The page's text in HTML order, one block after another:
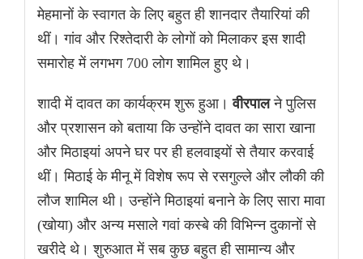
मेहमानों के स्वागत के लिए बहुत ही शानदार तैयारियां की
थीं। गांव और रिश्तेदारी के लोगों को मिलाकर इस शादी
समारोह में लगभग 700 लोग शामिल हुए थे।
शादी में दावत का कार्यक्रम शुरू हुआ।वीरपालने पुलिस
और प्रशासन को बताया कि उन्होंने दावत का सारा खाना
और मिठाइयां अपने घर पर ही हलवाइयों से तैयार करवाई
थीं। मिठाई के मीनू में विशेष रूप से रसगुल्ले और लौकी की
लौज शामिल थी। उन्होंने मिठाइयां बनाने के लिए सारा मावा
(खोया) और अन्य मसाले गवां कस्बे की विभिन्न दुकानों से
खरीदे थे। शुरुआत में सब कुछ बहुत ही सामान्य और